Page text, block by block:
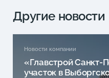
Другие новости
Новости компании
«Главстрой Санкт-
участок в